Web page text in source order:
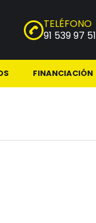
TELÉFONO
91 539 97 51
FINANCIACIÓN